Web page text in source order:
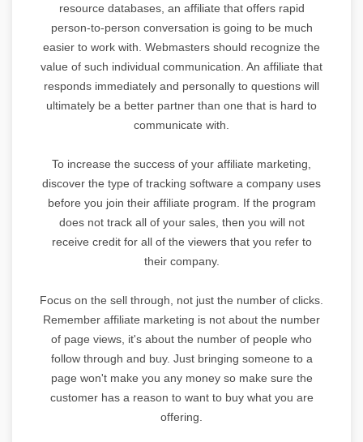
resource databases, an affiliate that offers rapid
person-to-person conversation is going to be much
easier to work with. Webmasters should recognize the
value of such individual communication. An affiliate that
responds immediately and personally to questions will
ultimately be a better partner than one that is hard to
communicate with.
To increase the success of your affiliate marketing,
discover the type of tracking software a company uses
before you join their affiliate program. If the program
does not track all of your sales, then you will not
receive credit for all of the viewers that you refer to
their company.
Focus on the sell through, not just the number of clicks.
Remember affiliate marketing is not about the number
of page views, it's about the number of people who
follow through and buy. Just bringing someone to a
page won't make you any money so make sure the
customer has a reason to want to buy what you are
offering.